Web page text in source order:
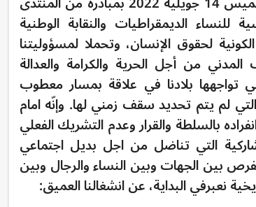
للنساء الديمقراطيات والنقابة الوطنية
لحقوق الإنسان، وتحملا لمسؤوليتنا
من أجل الحرية والكرامة والعدالة
تواجهها بلادنا في علاقة بمسار معطوب
لم يتم تحديد سقف زمني لها. وإنّه امام
بالسلطة والقرار وعدم التشريك الفعلي
التي تناضل من اجل بديل اجتماعي
بين الجهات وبين النساء والرجال وبين
نعبرفي البداية، عن انشغالنا العميق: